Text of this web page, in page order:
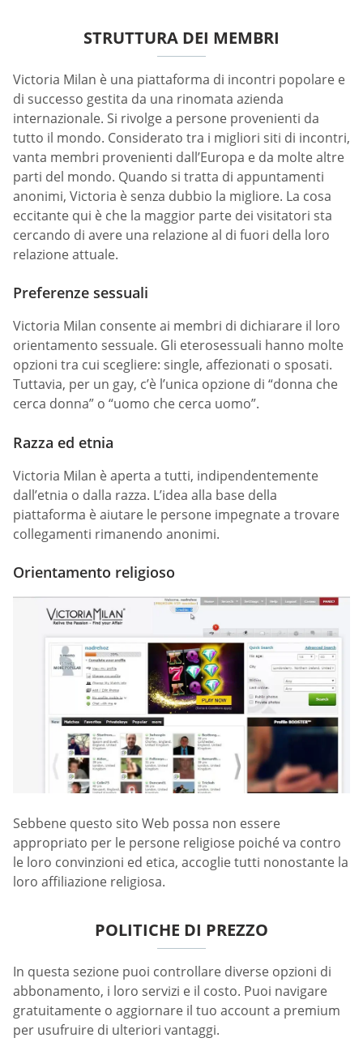
STRUTTURA DEI MEMBRI
Victoria Milan è una piattaforma di incontri popolare e
di successo gestita da una rinomata azienda
internazionale. Si rivolge a persone provenienti da
tutto il mondo. Considerato tra i migliori siti di incontri,
vanta membri provenienti dall’Europa e da molte altre
parti del mondo. Quando si tratta di appuntamenti
anonimi, Victoria è senza dubbio la migliore. La cosa
eccitante qui è che la maggior parte dei visitatori sta
cercando di avere una relazione al di fuori della loro
relazione attuale.
Preferenze sessuali
Victoria Milan consente ai membri di dichiarare il loro
orientamento sessuale. Gli eterosessuali hanno molte
opzioni tra cui scegliere: single, affezionati o sposati.
Tuttavia, per un gay, c’è l’unica opzione di “donna che
cerca donna” o “uomo che cerca uomo”.
Razza ed etnia
Victoria Milan è aperta a tutti, indipendentemente
dall’etnia o dalla razza. L’idea alla base della
piattaforma è aiutare le persone impegnate a trovare
collegamenti rimanendo anonimi.
Orientamento religioso
Sebbene questo sito Web possa non essere
appropriato per le persone religiose poiché va contro
le loro convinzioni ed etica, accoglie tutti nonostante la
loro affiliazione religiosa.
POLITICHE DI PREZZO
In questa sezione puoi controllare diverse opzioni di
abbonamento, i loro servizi e il costo. Puoi navigare
gratuitamente o aggiornare il tuo account a premium
per usufruire di ulteriori vantaggi.